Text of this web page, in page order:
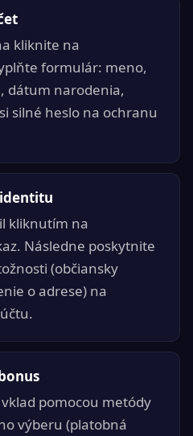
kliknite na
formulár: meno,
dátum narodenia,
silné heslo na ochranu
kliknutím na
Následne poskytnite
(občiansky
o adrese) na
pomocou metódy
výberu (platobná